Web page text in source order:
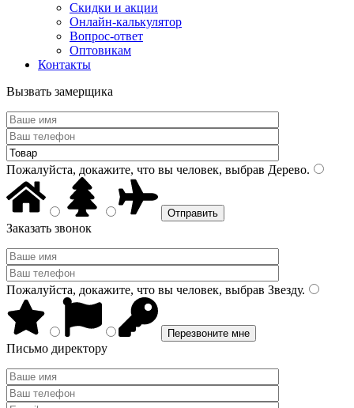
Скидки и акции
Онлайн-калькулятор
Вопрос-ответ
Оптовикам
Контакты
Вызвать замерщика
Пожалуйста, докажите, что вы человек, выбрав Дерево.
Заказать звонок
Пожалуйста, докажите, что вы человек, выбрав Звезду.
Письмо директору